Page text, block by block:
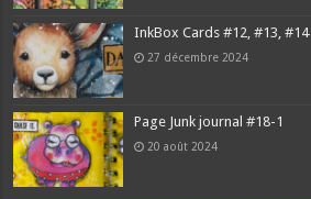
InkBox Cards #12, #13, #14
27 décembre 2024
Page Junk journal #18-1
20 août 2024